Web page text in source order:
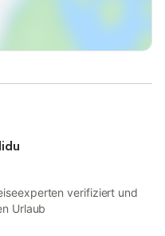
verifiziert und
Urlaub